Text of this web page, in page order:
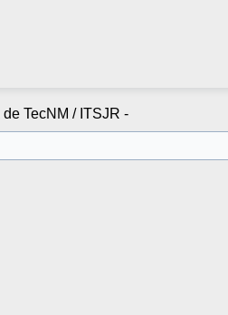
de TecNM / ITSJR -